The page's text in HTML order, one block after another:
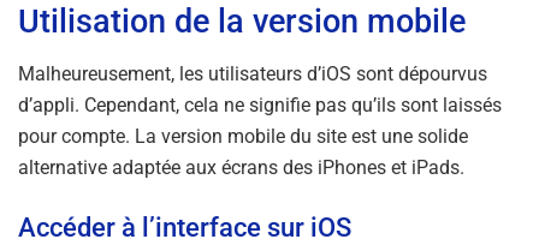
Utilisation de la version mobile
Malheureusement, les utilisateurs d’iOS sont dépourvus
d’appli. Cependant, cela ne signifie pas qu’ils sont laissés
pour compte. La version mobile du site est une solide
alternative adaptée aux écrans des iPhones et iPads.
Accéder à l’interface sur iOS